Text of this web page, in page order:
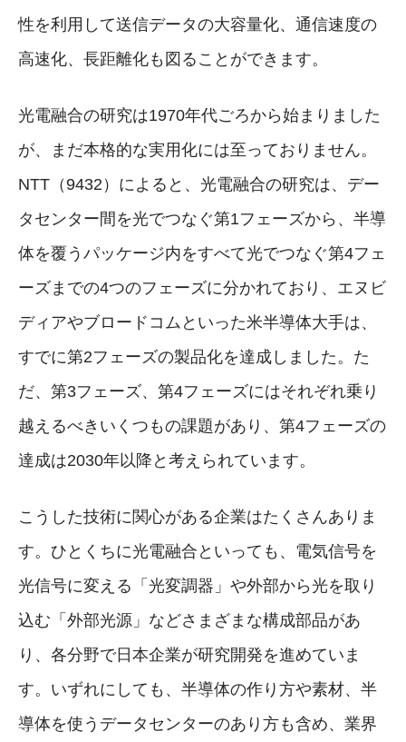
性を利用して送信データの大容量化、通信速度の
高速化、長距離化も図ることができます。
光電融合の研究は1970年代ごろから始まりました
が、まだ本格的な実用化には至っておりません。
NTT（9432）によると、光電融合の研究は、デー
タセンター間を光でつなぐ第1フェーズから、半導
体を覆うパッケージ内をすべて光でつなぐ第4フェ
ーズまでの4つのフェーズに分かれており、エヌビ
ディアやブロードコムといった米半導体大手は、
すでに第2フェーズの製品化を達成しました。た
だ、第3フェーズ、第4フェーズにはそれぞれ乗り
越えるべきいくつもの課題があり、第4フェーズの
達成は2030年以降と考えられています。
こうした技術に関心がある企業はたくさんありま
す。ひとくちに光電融合といっても、電気信号を
光信号に変える「光変調器」や外部から光を取り
込む「外部光源」などさまざまな構成部品があ
り、各分野で日本企業が研究開発を進めていま
す。いずれにしても、半導体の作り方や素材、半
導体を使うデータセンターのあり方も含め、業界